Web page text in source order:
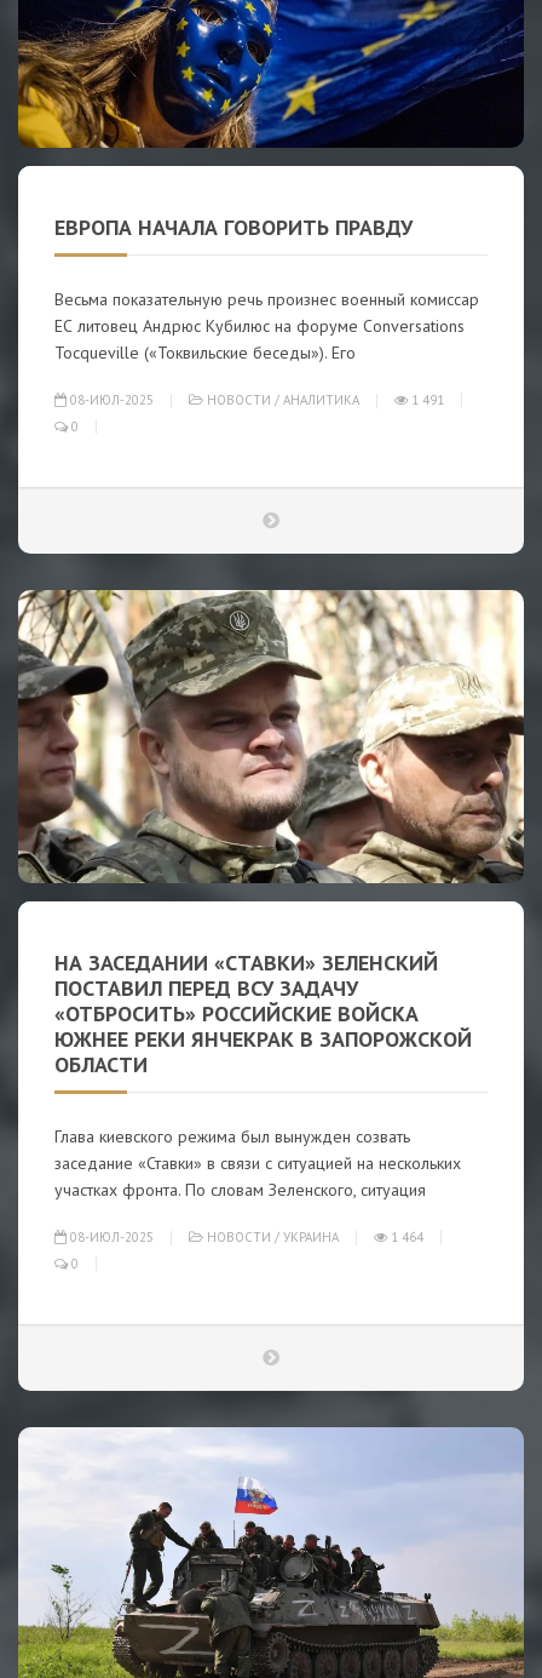
ЕВРОПА НАЧАЛА ГОВОРИТЬ ПРАВДУ
Весьма показательную речь произнес военный комиссар
ЕС литовец Андрюс Кубилюс на форуме Conversations
Tocqueville («Токвильские беседы»). Его
08-ИЮЛ-2025 НОВОСТИ / АНАЛИТИКА
1 491
0
НА ЗАСЕДАНИИ «СТАВКИ» ЗЕЛЕНСКИЙ
ПОСТАВИЛ ПЕРЕД ВСУ ЗАДАЧУ
«ОТБРОСИТЬ» РОССИЙСКИЕ ВОЙСКА
ЮЖНЕЕ РЕКИ ЯНЧЕКРАК В ЗАПОРОЖСКОЙ
ОБЛАСТИ
Глава киевского режима был вынужден созвать
заседание «Ставки» в связи с ситуацией на нескольких
участках фронта. По словам Зеленского, ситуация
08-ИЮЛ-2025 НОВОСТИ / УКРАИНА
1 464
0